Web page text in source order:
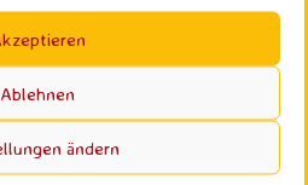
Ablehnen
ändern